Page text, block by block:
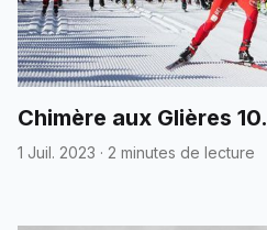
Chimère aux Glières 10.
1 Juil. 2023 · 2 minutes de lecture